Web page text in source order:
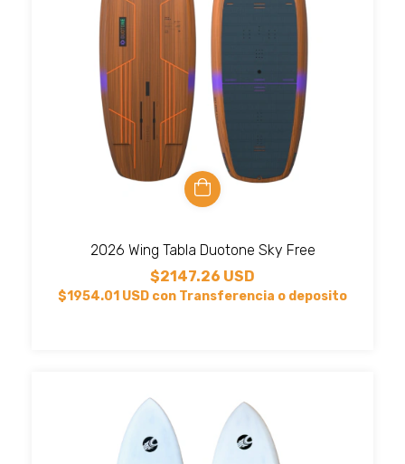
2026 Wing Tabla Duotone Sky Free
$2147.26 USD
$1954.01 USD con Transferencia o deposito